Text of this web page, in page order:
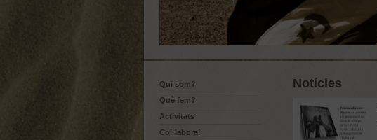
Qui som?
Què fem?
Activitats
Col·labora!
Notícies